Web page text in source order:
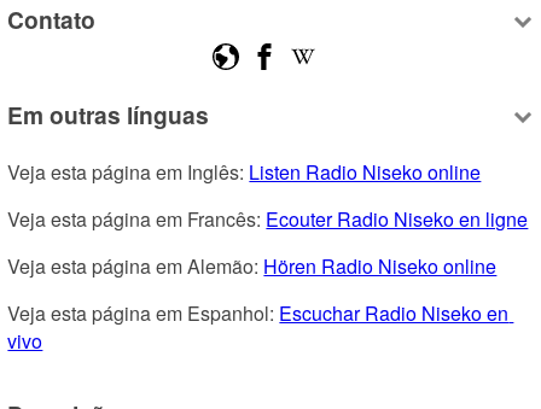
Contato
Em outras línguas
Veja esta página em Inglês: Listen Radio Niseko online
Veja esta página em Francês: Ecouter Radio Niseko en ligne
Veja esta página em Alemão: Hören Radio Niseko online
Veja esta página em Espanhol: Escuchar Radio Niseko en
vivo